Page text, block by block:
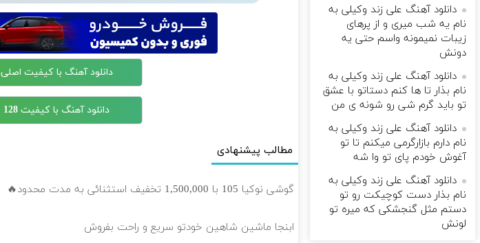
دانلود آهنگ با کیفیت اصلی
دانلود آهنگ با کیفیت 128
مطالب پیشنهادی
گوشی نوکیا 105 با 1,500,000 تخفیف استثنائی به مدت محدود🔥
ابنجا ماشین شاهین خودتو سریع و راحت بفروش
دانلود آهنگ علی زند وکیلی به
نام یه شب میرى و از پرهای
زيبات نمیمونه واسم حتی یه
دونش
دانلود آهنگ علی زند وکیلی به
نام بذار تا ها كنم دستاتو با عشق
تو باید گرم شی رو شونه ى من
دانلود آهنگ علی زند وکیلی به
نام دارم بازارگرمی میكنم تا تو
آغوش خودم پای تو وا شه
دانلود آهنگ علی زند وکیلی به
نام بذار دست كوچیكت رو تو
دستم مثل گنجشكی كه میره تو
لونش